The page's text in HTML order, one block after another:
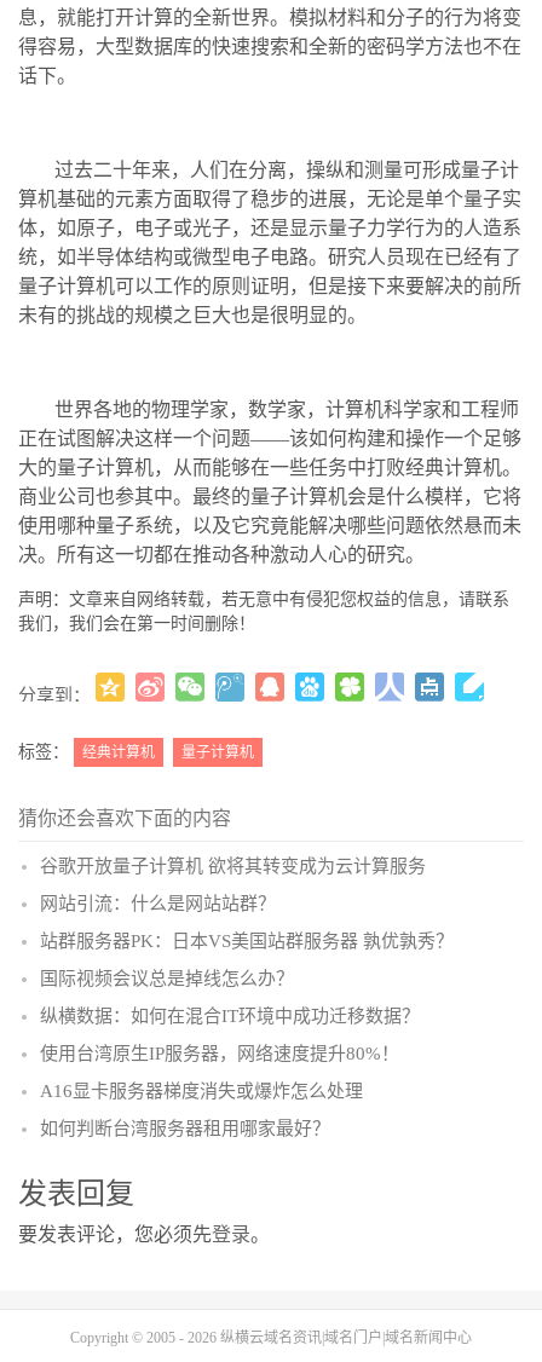
息，就能打开计算的全新世界。模拟材料和分子的行为将变
得容易，大型数据库的快速搜索和全新的密码学方法也不在
话下。
过去二十年来，人们在分离，操纵和测量可形成量子计
算机基础的元素方面取得了稳步的进展，无论是单个量子实
体，如原子，电子或光子，还是显示量子力学行为的人造系
统，如半导体结构或微型电子电路。研究人员现在已经有了
量子计算机可以工作的原则证明，但是接下来要解决的前所
未有的挑战的规模之巨大也是很明显的。
世界各地的物理学家，数学家，计算机科学家和工程师
正在试图解决这样一个问题——该如何构建和操作一个足够
大的量子计算机，从而能够在一些任务中打败经典计算机。
商业公司也参其中。最终的量子计算机会是什么模样，它将
使用哪种量子系统，以及它究竟能解决哪些问题依然悬而未
决。所有这一切都在推动各种激动人心的研究。
声明：文章来自网络转载，若无意中有侵犯您权益的信息，请联系
我们，我们会在第一时间删除！
分享到：
标签： 经典计算机 量子计算机
猜你还会喜欢下面的内容
谷歌开放量子计算机 欲将其转变成为云计算服务
网站引流：什么是网站站群？
站群服务器PK：日本VS美国站群服务器 孰优孰秀？
国际视频会议总是掉线怎么办？
纵横数据：如何在混合IT环境中成功迁移数据？
使用台湾原生IP服务器，网络速度提升80%！
A16显卡服务器梯度消失或爆炸怎么处理
如何判断台湾服务器租用哪家最好？
发表回复
要发表评论，您必须先登录。
Copyright © 2005 - 2026 纵横云域名资讯|域名门户|域名新闻中心